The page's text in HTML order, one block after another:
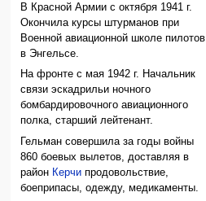
В Красной Армии с октября 1941 г.
Окончила курсы штурманов при
Военной авиационной школе пилотов
в Энгельсе.
На фронте с мая 1942 г. Начальник
связи эскадрильи ночного
бомбардировочного авиационного
полка, старший лейтенант.
Гельман совершила за годы войны
860 боевых вылетов, доставляя в
район Керчи продовольствие,
боеприпасы, одежду, медикаменты.